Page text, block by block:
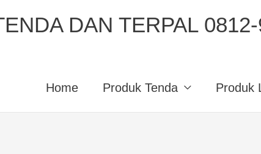
DAN TERPAL
Home Produk Tenda Produk